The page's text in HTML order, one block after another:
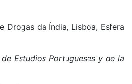
Drogas da Índia, Lisboa, Esfera
Estudios Portugueses y de la